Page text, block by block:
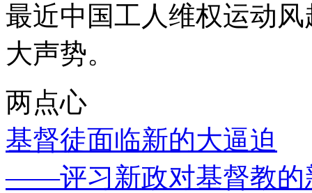
最近中国工人维权运动
大声势。
两点心
基督徒面临新的大逼迫
——评习新政对基督教的